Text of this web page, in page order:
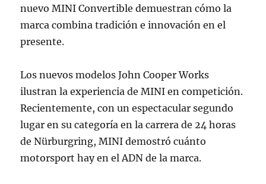
nuevo MINI Convertible demuestran cómo la
marca combina tradición e innovación en el
presente.
Los nuevos modelos John Cooper Works
ilustran la experiencia de MINI en competición.
Recientemente, con un espectacular segundo
lugar en su categoría en la carrera de 24 horas
de Nürburgring, MINI demostró cuánto
motorsport hay en el ADN de la marca.